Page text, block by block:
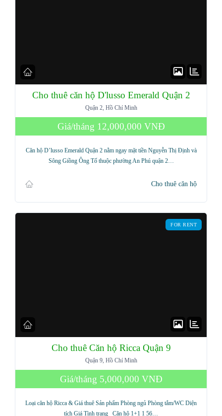
Cho thuê căn hộ D'lusso Emerald Quận 2
Quận 2, Hồ Chí Minh
Giá/tháng 12,000,000 VNĐ
Căn hộ D’lusso Emerald Quận 2 nằm ngay mặt tiền Nguyễn Thị Định và
Sông Giồng Ông Tố thuộc phường An Phú quận 2…
Cho thuê căn hộ
FOR RENT
Cho thuê Căn hộ Ricca Quận 9
Quận 9, Hồ Chí Minh
Giá/tháng 5,000,000 VNĐ
Loại căn hộ Ricca & Giá thuê Sản phẩm Phòng ngủ Phòng tắm/WC Diện
tích Giá Tình trạng Căn hộ 1+1 1 56…
Log in
Don't have an account?Sign Up
Username